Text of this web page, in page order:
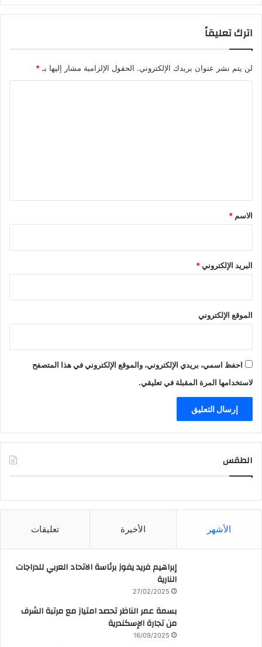
اترك تعليقاً
لن يتم نشر عنوان بريدك الإلكتروني. الحقول الإلزامية مشار إليها بـ*
*
الاسم *
البريد الإلكتروني*
الموقع الإلكتروني
احفظ اسمي، بريدي الإلكتروني، والموقع الإلكتروني في هذا المتصفح
لاستخدامها المرة المقبلة في تعليقي.
الطقس
الأشهر الأخيرة تعليقات
إبراهيم فريد يفوز برئاسة الاتحاد العربي للدراجات
النارية
27/02/2025
بسمة عمر الناظر تحصد امتياز مع مرتبة الشرف
من تجارة الإسكندرية
16/09/2025